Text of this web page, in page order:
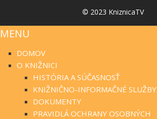
© 2023 KniznicaTV
MENU
DOMOV
O KNIŽNICI
HISTÓRIA A SÚČASNOSŤ
KNIŽNIČNO-INFORMAČNÉ SLUŽBY
DOKUMENTY
PRAVIDLÁ OCHRANY OSOBNÝCH